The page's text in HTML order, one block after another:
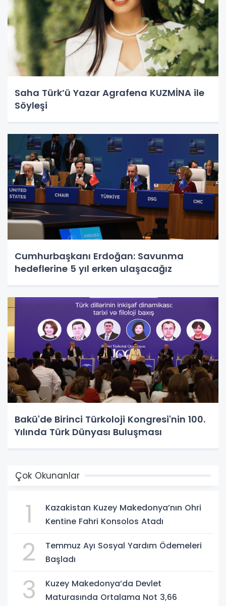
Saha Türk’ü Yazar Agrafena KUZMİNA ile
Söyleşi
Cumhurbaşkanı Erdoğan: Savunma
hedeflerine 5 yıl erken ulaşacağız
Bakü'de Birinci Türkoloji Kongresi'nin 100.
Yılında Türk Dünyası Buluşması
Çok Okunanlar
1
Kazakistan Kuzey Makedonya’nın Ohri
Kentine Fahri Konsolos Atadı
2
Temmuz Ayı Sosyal Yardım Ödemeleri
Başladı
3
Kuzey Makedonya’da Devlet
Maturasında Ortalama Not 3,66